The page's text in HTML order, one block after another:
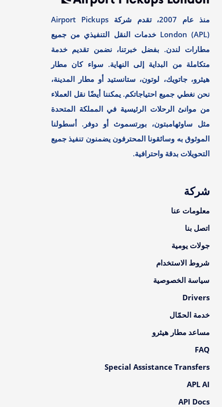
منذ عام 2007، تقدم شركة Airport Pickups
London (APL) خدمات النقل التنفيذي من جميع
مطارات لندن. بفضل خبرتنا، نضمن تقديم خدمة
متكاملة من البداية إلى النهاية. سواء كان مطار
هيثرو، جاتويك، لوتون، ستانستيد أو مطار المدينة،
نحن نغطي جميع احتياجاتكم. يمكننا أيضًا نقل العملاء
من موانئ الرحلات الرئيسية في المملكة المتحدة
مثل ساوثهامبتون، بورتسموث أو دوفر. أسطولنا
الموثوق به وسائقونا المحترفون يضمنون تنفيذ جميع
التحويلات بدقة واحترافية.
شركة
معلومات عنا
اتصل بنا
جولات يومية
شروط الاستخدام
سياسة الخصوصية
Drivers
خدمة الحمّال
مساعد مطار هيثرو
FAQ
Special Assistance Transfers
APL AI
API Docs